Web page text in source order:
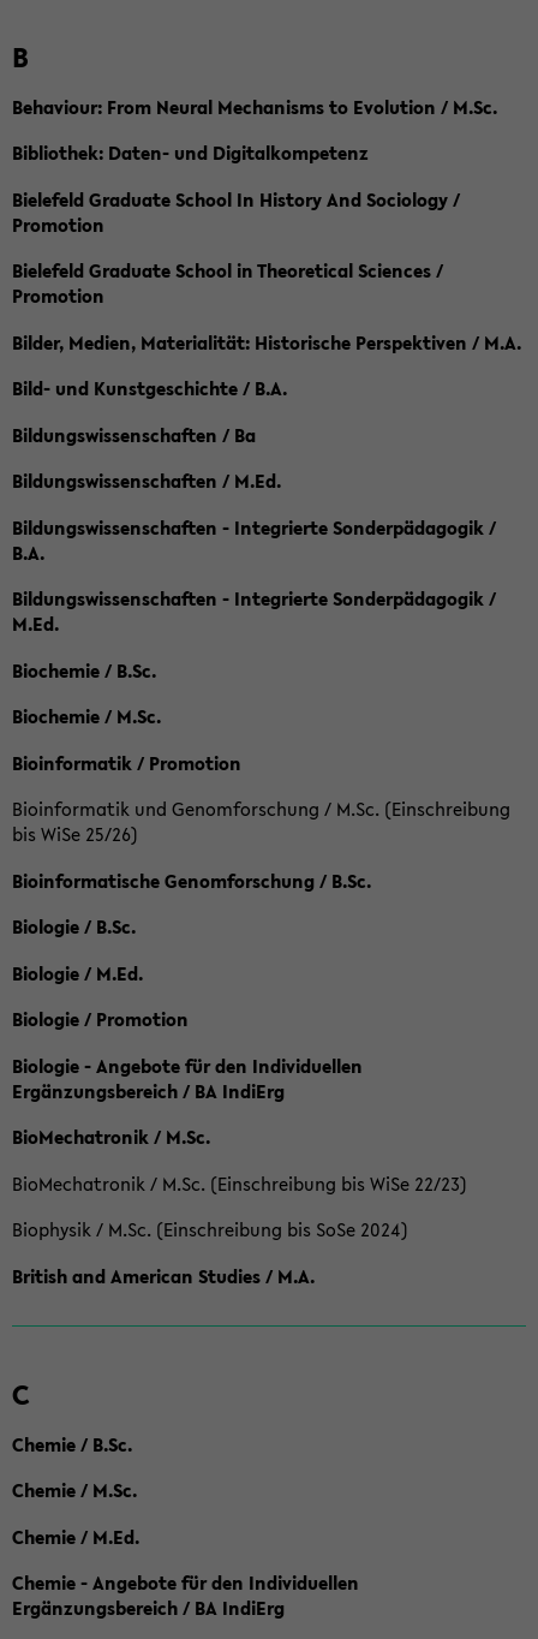
B
Behaviour: From Neural Mechanisms to Evolution / M.Sc.
Bibliothek: Daten- und Digitalkompetenz
Bielefeld Graduate School In History And Sociology /
Promotion
Bielefeld Graduate School in Theoretical Sciences /
Promotion
Bilder, Medien, Materialität: Historische Perspektiven / M.A.
Bild- und Kunstgeschichte / B.A.
Bildungswissenschaften / Ba
Bildungswissenschaften / M.Ed.
Bildungswissenschaften - Integrierte Sonderpädagogik /
B.A.
Bildungswissenschaften - Integrierte Sonderpädagogik /
M.Ed.
Biochemie / B.Sc.
Biochemie / M.Sc.
Bioinformatik / Promotion
Bioinformatik und Genomforschung / M.Sc. (Einschreibung
bis WiSe 25/26)
Bioinformatische Genomforschung / B.Sc.
Biologie / B.Sc.
Biologie / M.Ed.
Biologie / Promotion
Biologie - Angebote für den Individuellen
Ergänzungsbereich / BA IndiErg
BioMechatronik / M.Sc.
BioMechatronik / M.Sc. (Einschreibung bis WiSe 22/23)
Biophysik / M.Sc. (Einschreibung bis SoSe 2024)
British and American Studies / M.A.
C
Chemie / B.Sc.
Chemie / M.Sc.
Chemie / M.Ed.
Chemie - Angebote für den Individuellen
Ergänzungsbereich / BA IndiErg